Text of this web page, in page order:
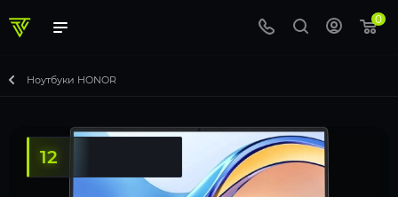
0
Ноутбуки HONOR